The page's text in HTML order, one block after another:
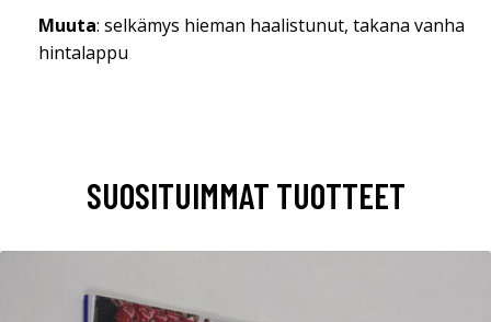
Muuta: selkämys hieman haalistunut, takana vanha
hintalappu
SUOSITUIMMAT TUOTTEET